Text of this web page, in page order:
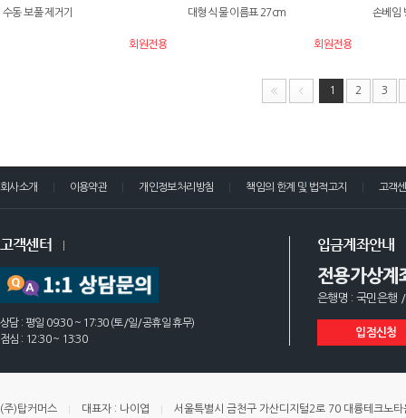
수동 보풀 제거기
회원전용
대형 식물 이름표 27cm
회원전용
손베임
1 2 3
회사소개 이용약관 개인정보처리방침 책임의 한계 및 법적고지 고객
고객센터
상담 : 평일 09:30 ~ 17:30 (토/일/공휴일 휴무)
점심 : 12:30 ~ 13:30
입금계좌안내
전용가상계
은행명 : 국민은행
입점신청
(주)탑커머스 대표자 : 나이엽
서울특별시 금천구 가산디지털2로 70 대륭테크노